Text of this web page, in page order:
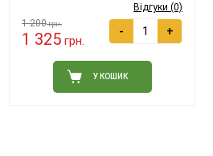
Відгуки (0)
1 200грн.
1 325 грн.
- +
У КОШИК